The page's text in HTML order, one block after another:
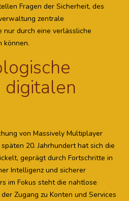
Fragen der Sicherheit, des
zentrale
nur durch eine verlässliche
können.
von Massively Multiplayer
20. Jahrhundert hat sich die
geprägt durch Fortschritte in
Intelligenz und sicherer
im Fokus steht die nahtlose
Zugang zu Konten und Services